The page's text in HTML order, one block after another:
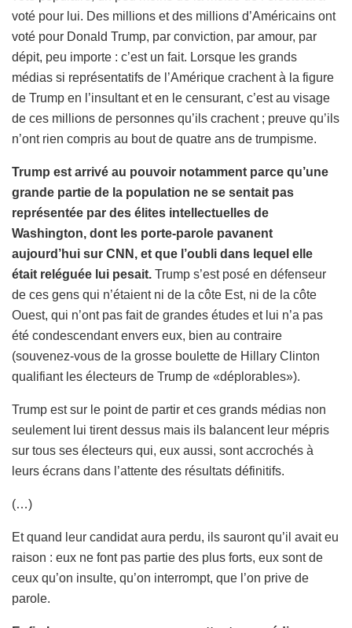
voté pour lui. Des millions et des millions d’Américains ont
voté pour Donald Trump, par conviction, par amour, par
dépit, peu importe : c’est un fait. Lorsque les grands
médias si représentatifs de l’Amérique crachent à la figure
de Trump en l’insultant et en le censurant, c’est au visage
de ces millions de personnes qu’ils crachent ; preuve qu’ils
n’ont rien compris au bout de quatre ans de trumpisme.
Trump est arrivé au pouvoir notamment parce qu’une
grande partie de la population ne se sentait pas
représentée par des élites intellectuelles de
Washington, dont les porte-parole pavanent
aujourd’hui sur CNN, et que l’oubli dans lequel elle
était reléguée lui pesait. Trump s’est posé en défenseur
de ces gens qui n’étaient ni de la côte Est, ni de la côte
Ouest, qui n’ont pas fait de grandes études et lui n’a pas
été condescendant envers eux, bien au contraire
(souvenez-vous de la grosse boulette de Hillary Clinton
qualifiant les électeurs de Trump de «déplorables»).
Trump est sur le point de partir et ces grands médias non
seulement lui tirent dessus mais ils balancent leur mépris
sur tous ses électeurs qui, eux aussi, sont accrochés à
leurs écrans dans l’attente des résultats définitifs.
(…)
Et quand leur candidat aura perdu, ils sauront qu’il avait eu
raison : eux ne font pas partie des plus forts, eux sont de
ceux qu’on insulte, qu’on interrompt, que l’on prive de
parole.